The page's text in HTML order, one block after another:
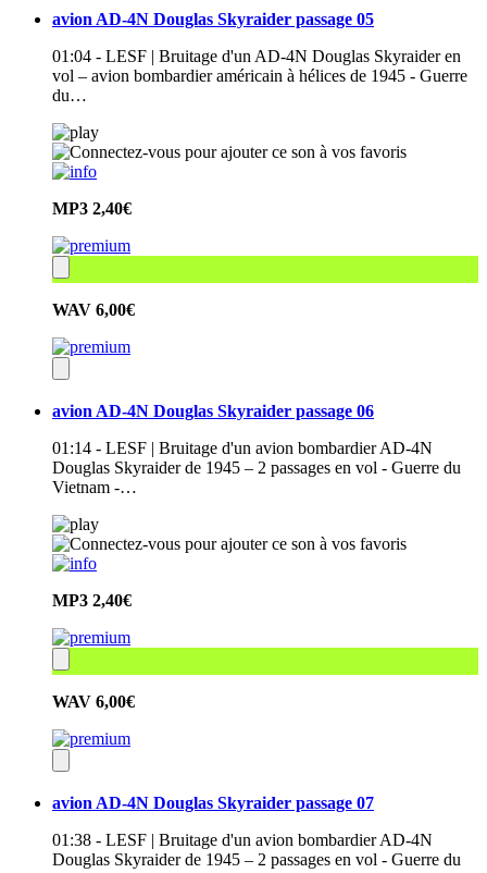
avion AD-4N Douglas Skyraider passage 05
01:04 - LESF | Bruitage d'un AD-4N Douglas Skyraider en
vol – avion bombardier américain à hélices de 1945 - Guerre
du…
MP3 2,40€
WAV 6,00€
avion AD-4N Douglas Skyraider passage 06
01:14 - LESF | Bruitage d'un avion bombardier AD-4N
Douglas Skyraider de 1945 – 2 passages en vol - Guerre du
Vietnam -…
MP3 2,40€
WAV 6,00€
avion AD-4N Douglas Skyraider passage 07
01:38 - LESF | Bruitage d'un avion bombardier AD-4N
Douglas Skyraider de 1945 – 2 passages en vol - Guerre du